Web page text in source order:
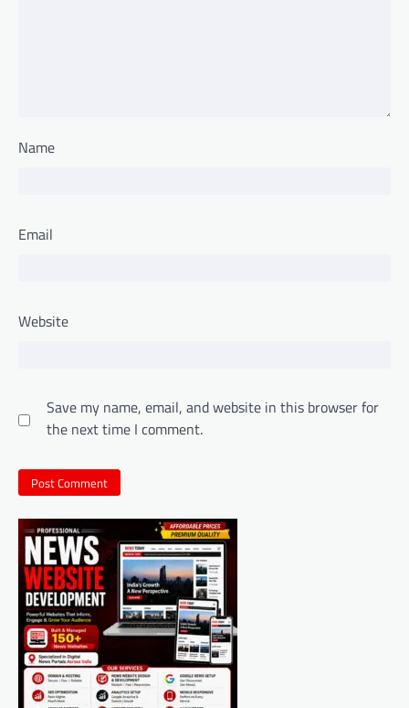
Name
Email
Website
Save my name, email, and website in this browser for
the next time I comment.